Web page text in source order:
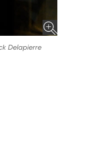
Delapierre